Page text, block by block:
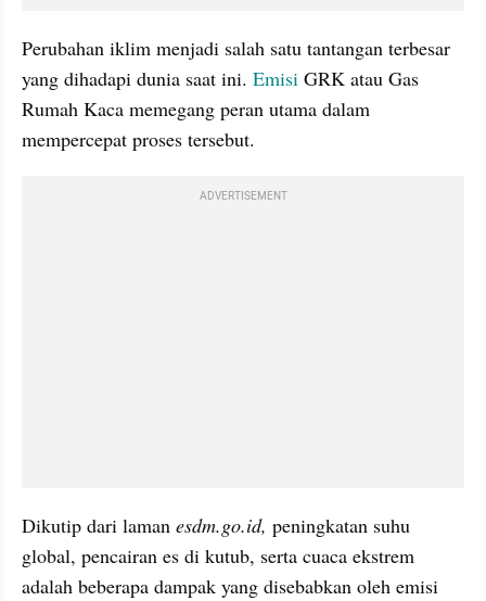
Perubahan iklim menjadi salah satu tantangan terbesar
yang dihadapi dunia saat ini. Emisi GRK atau Gas
Rumah Kaca memegang peran utama dalam
mempercepat proses tersebut.
ADVERTISEMENT
Dikutip dari laman esdm.go.id, peningkatan suhu
global, pencairan es di kutub, serta cuaca ekstrem
adalah beberapa dampak yang disebabkan oleh emisi